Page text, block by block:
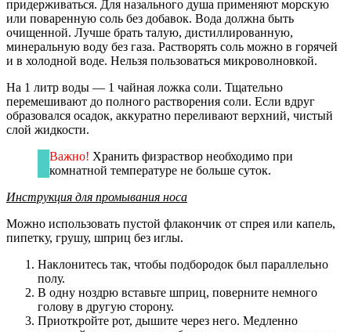
придерживаться. Для назального душа применяют морскую
или поваренную соль без добавок. Вода должна быть
очищенной. Лучше брать талую, дистиллированную,
минеральную воду без газа. Растворять соль можно в горячей
и в холодной воде. Нельзя пользоваться микроволновкой.
На 1 литр воды — 1 чайная ложка соли. Тщательно
перемешивают до полного растворения соли. Если вдруг
образовался осадок, аккуратно переливают верхний, чистый
слой жидкости.
Важно! Хранить физраствор необходимо при
комнатной температуре не больше суток.
Инструкция для промывания носа
Можно использовать пустой флакончик от спрея или капель,
пипетку, грушу, шприц без иглы.
Наклонитесь так, чтобы подбородок был параллельно
полу.
В одну ноздрю вставьте шприц, поверните немного
голову в другую сторону.
Приоткройте рот, дышите через него. Медленно